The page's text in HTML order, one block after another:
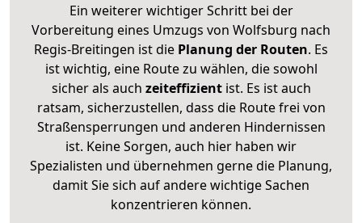
Ein weiterer wichtiger Schritt bei der
Vorbereitung eines Umzugs von Wolfsburg nach
Regis-Breitingen ist die Planung der Routen. Es
ist wichtig, eine Route zu wählen, die sowohl
sicher als auch zeiteffizientist. Es ist auch
ratsam, sicherzustellen, dass die Route frei von
Straßensperrungen und anderen Hindernissen
ist. Keine Sorgen, auch hier haben wir
Spezialisten und übernehmen gerne die Planung,
damit Sie sich auf andere wichtige Sachen
konzentrieren können.